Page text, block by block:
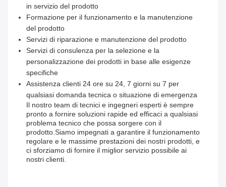
in servizio del prodotto
Formazione per il funzionamento e la manutenzione
del prodotto
Servizi di riparazione e manutenzione del prodotto
Servizi di consulenza per la selezione e la
personalizzazione dei prodotti in base alle esigenze
specifiche
Assistenza clienti 24 ore su 24, 7 giorni su 7 per
qualsiasi domanda tecnica o situazione di emergenza
Il nostro team di tecnici e ingegneri esperti è sempre
pronto a fornire soluzioni rapide ed efficaci a qualsiasi
problema tecnico che possa sorgere con il
prodotto.Siamo impegnati a garantire il funzionamento
regolare e le massime prestazioni dei nostri prodotti, e
ci sforziamo di fornire il miglior servizio possibile ai
nostri clienti.